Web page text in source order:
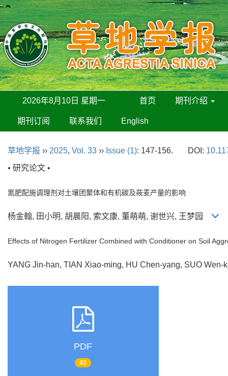
2026年8月10日 星期一 首页 期刊介绍
期刊订阅 联系我们 English
草地学报 ›› 2025, Vol. 33 ›› Issue (1): 147-156. DOI:
• 研究论文 •
氮肥配施调理剂对土壤团聚体和有机碳及莜麦产量的影响
杨金翰, 田小明, 胡晨阳, 索文康, 董萌萌, 谢世兴, 王梦园
Effects of Nitrogen Fertilizer Combined with Conditioner on Soil
YANG Jin-han, TIAN Xiao-ming, HU Chen-yang, SUO
PDF
43